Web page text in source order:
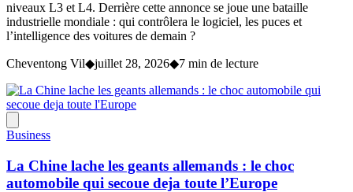
niveaux L3 et L4. Derrière cette annonce se joue une bataille
industrielle mondiale : qui contrôlera le logiciel, les puces et
l’intelligence des voitures de demain ?
Cheventong Vil◆juillet 28, 2026◆7 min de lecture
Business
La Chine lache les geants allemands : le choc
automobile qui secoue deja toute l’Europe